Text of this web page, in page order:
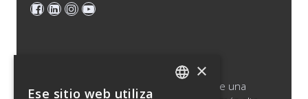
Saputo produce, comercializa y distribuye una
×
Ese sitio web utiliza